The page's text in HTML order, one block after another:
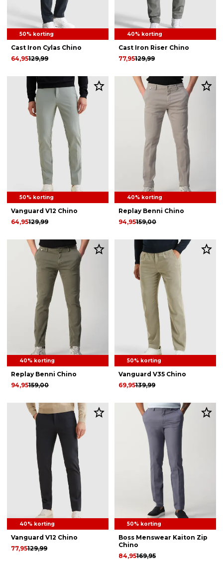
50% korting
Cast Iron Cylas Chino
129,99
64,95
40% korting
Cast Iron Riser Chino
129,99
77,95
50% korting
Vanguard V12 Chino
129,99
64,95
40% korting
Replay Benni Chino
159,00
94,95
40% korting
Replay Benni Chino
159,00
94,95
50% korting
Vanguard V35 Chino
139,99
69,95
40% korting
Vanguard V12 Chino
129,99
77,95
50% korting
Boss Menswear Kaiton Zip
Chino
169,95
84,95